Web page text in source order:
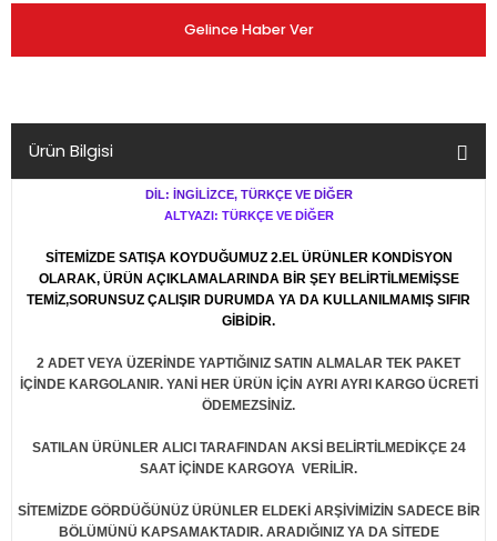
Gelince Haber Ver
Ürün Bilgisi
DİL: İNGİLİZCE, TÜRKÇE VE DİĞER
ALTYAZI: TÜRKÇE VE DİĞER
SİTEMİZDE SATIŞA KOYDUĞUMUZ 2.EL ÜRÜNLER KONDİSYON
OLARAK, ÜRÜN AÇIKLAMALARINDA BİR ŞEY BELİRTİLMEMİŞSE
TEMİZ,SORUNSUZ ÇALIŞIR DURUMDA YA DA KULLANILMAMIŞ SIFIR
GİBİDİR.
2 ADET VEYA ÜZERİNDE YAPTIĞINIZ SATIN ALMALAR TEK PAKET
İÇİNDE KARGOLANIR. YANİ HER ÜRÜN İÇİN AYRI AYRI KARGO ÜCRETİ
ÖDEMEZSİNİZ.
SATILAN ÜRÜNLER ALICI TARAFINDAN AKSİ BELİRTİLMEDİKÇE 24
SAAT İÇİNDE KARGOYA VERİLİR.
SİTEMİZDE GÖRDÜĞÜNÜZ ÜRÜNLER ELDEKİ ARŞİVİMİZİN SADECE BİR
BÖLÜMÜNÜ KAPSAMAKTADIR. ARADIĞINIZ YA DA SİTEDE